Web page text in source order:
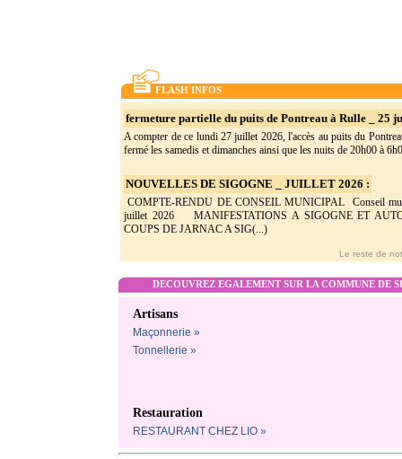
FLASH INFOS
fermeture partielle du puits de Pontreau à Rulle _ 25
A compter de ce lundi 27 juillet 2026, l'accès au puits du
fermé les samedis et dimanches ainsi que les nuits de 20h00 à
NOUVELLES DE SIGOGNE _ JUILLET 2026 :
COMPTE-RENDU DE CONSEIL MUNICIPAL Conseil
juillet 2026 MANIFESTATIONS A SIGOGNE ET
COUPS DE JARNAC A SIG(...)
Le reste de
DECOUVREZ EGALEMENT SUR LA COMMUNE DE
Artisans
Maçonnerie »
Tonnellerie »
Restauration
RESTAURANT CHEZ LIO »